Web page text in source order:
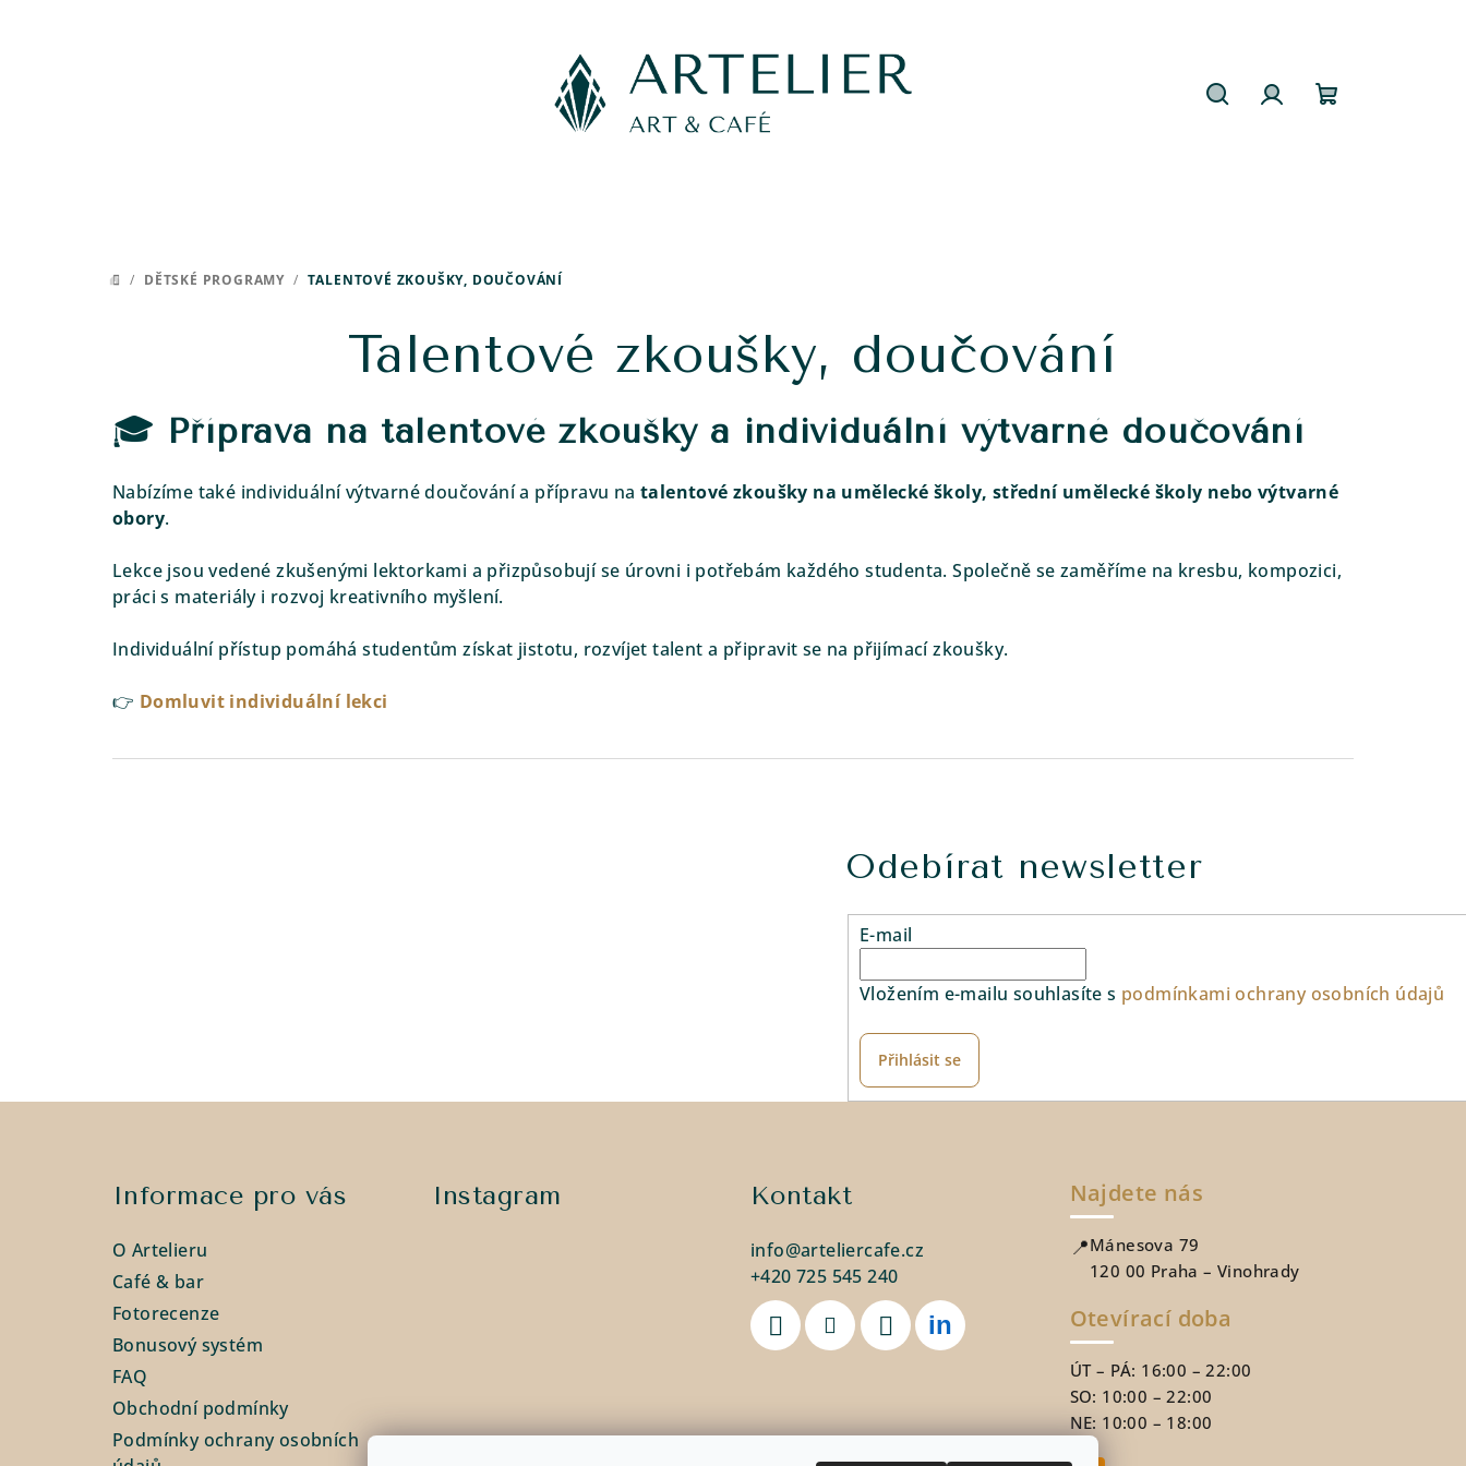
DOMŮ
/ DĚTSKÉ PROGRAMY / TALENTOVÉ ZKOUŠKY, DOUČOVÁNÍ
Talentové zkoušky, doučování
🎓 Příprava na talentové zkoušky a individuální výtvarné doučování
Nabízíme také individuální výtvarné doučování a přípravu na talentové zkoušky na umělecké školy, střední umělecké školy nebo výtvarné
obory.
Lekce jsou vedené zkušenými lektorkami a přizpůsobují se úrovni i potřebám každého studenta. Společně se zaměříme na kresbu, kompozici,
práci s materiály i rozvoj kreativního myšlení.
Individuální přístup pomáhá studentům získat jistotu, rozvíjet talent a připravit se na přijímací zkoušky.
👉 Domluvit individuální lekci
Odebírat newsletter
E-mail
Vložením e-mailu souhlasíte s podmínkami ochrany osobních údajů
Přihlásit se
Informace pro vás
O Artelieru
Café & bar
Fotorecenze
Bonusový systém
FAQ
Obchodní podmínky
Podmínky ochrany osobních
Instagram Kontakt
info@arteliercafe.cz
+420 725 545 240
Najdete nás
📍Mánesova 79
120 00 Praha – Vinohrady
Otevírací doba
ÚT – PÁ: 16:00 – 22:00
SO: 10:00 – 22:00
NE: 10:00 – 18:00